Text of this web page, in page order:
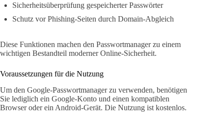
Sicherheitsüberprüfung gespeicherter Passwörter
Schutz vor Phishing-Seiten durch Domain-Abgleich
Diese Funktionen machen den Passwortmanager zu einem
wichtigen Bestandteil moderner Online-Sicherheit.
Voraussetzungen für die Nutzung
Um den Google-Passwortmanager zu verwenden, benötigen
Sie lediglich ein Google-Konto und einen kompatiblen
Browser oder ein Android-Gerät. Die Nutzung ist kostenlos.